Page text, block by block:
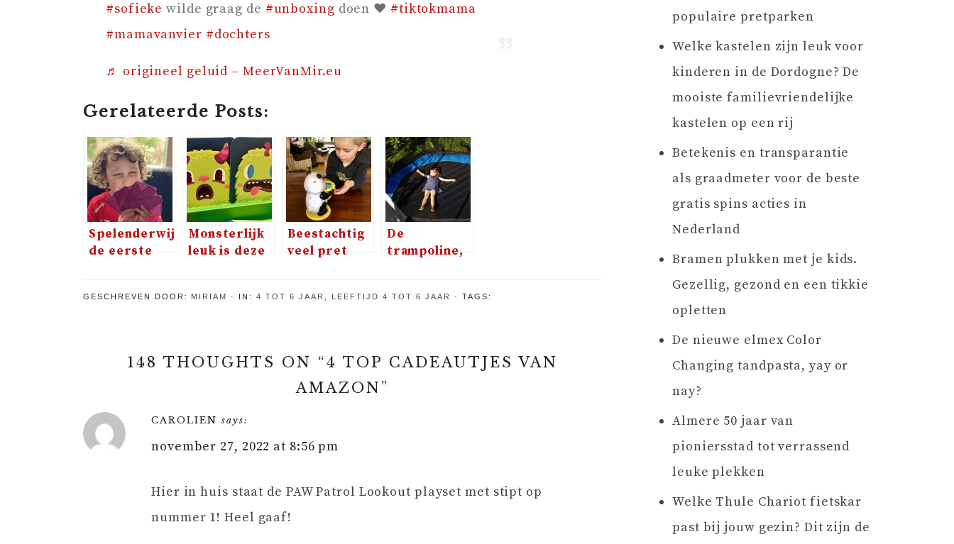
#sofieke wilde graag de #unboxing doen ❤️ #tiktokmama
#mamavanvier #dochters
♬ origineel geluid – MeerVanMir.eu
Gerelateerde Posts:
Spelenderwijs
de eerste
Monsterlijk
leuk is deze
Beestachtig
veel pret
De
trampoline,
aanschaf
GESCHREVEN DOOR: MIRIAM IN: 4 TOT 6 JAAR LEEFTIJD 4 TOT 6 JAAR TAGS:
148 THOUGHTS ON “4 TOP CADEAUTJES VAN
AMAZON”
CAROLIEN says:
november 27, 2022 at 8:56 pm
Hier in huis staat de PAW Patrol Lookout playset met stipt op
nummer 1! Heel gaaf!
populaire pretparken
Welke kastelen zijn leuk voor
kinderen in de Dordogne? De
mooiste familievriendelijke
kastelen op een rij
Betekenis en transparantie
als graadmeter voor de beste
gratis spins acties in
Nederland
Bramen plukken met je kids.
Gezellig, gezond en een tikkie
opletten
De nieuwe elmex Color
Changing tandpasta, yay or
nay?
Almere 50 jaar van
pioniersstad tot verrassend
leuke plekken
Welke Thule Chariot fietskar
past bij jouw gezin? Dit zijn de